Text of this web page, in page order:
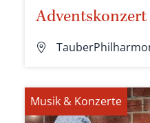
Adventskonzert
Musik & Konzerte